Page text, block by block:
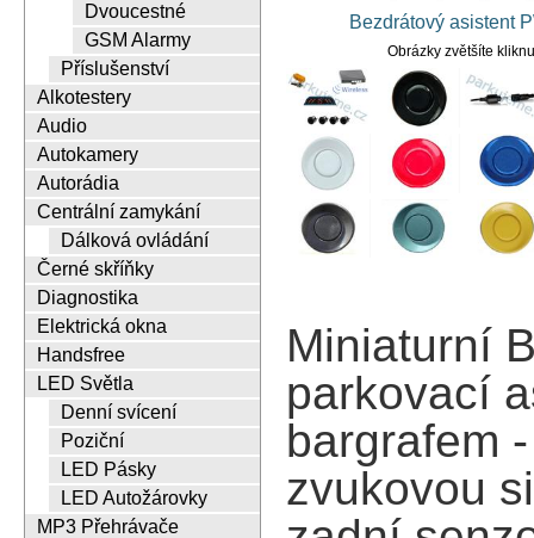
Dvoucestné
GSM Alarmy
Příslušenství
Alkotestery
Audio
Autokamery
Autorádia
Centrální zamykání
Dálková ovládání
Černé skříňky
Diagnostika
Elektrická okna
Handsfree
LED Světla
Denní svícení
Poziční
LED Pásky
LED Autožárovky
MP3 Přehrávače
Bezdrátový asistent
Obrázky zvětšíte
Miniaturní
parkovací
bargrafem
zvukovou